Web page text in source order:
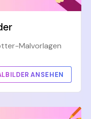
Malvorlagen
ANSEHEN